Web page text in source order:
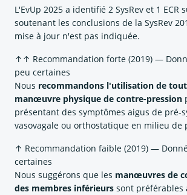
L'EvUp 2025 a identifié 2 SysRev et 1 ECR
soutenant les conclusions de la SysRev
mise à jour n'est pas indiquée.
↑↑ Recommandation forte (2019) —
peu certaines
Nous recommandons l'utilisation de
manœuvre physique de contre-pression
présentant des symptômes aigus de pré-
vasovagale ou orthostatique en milieu de
↑ Recommandation faible (2019) —
certaines
Nous suggérons que les manœuvres de
des membres inférieurs sont préférables